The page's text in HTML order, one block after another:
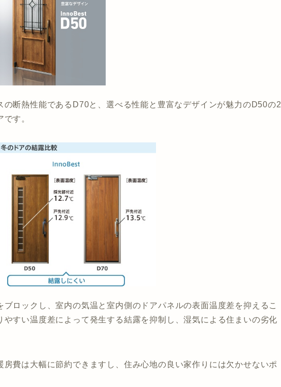
の断熱性能であるD70と、選べる性能と豊富なデザインが魅力のD50の2
す。
ブロックし、室内の気温と室内側のドアパネルの表面温度差を抑えるこ
やすい温度差によって発生する結露を抑制し、湿気による住まいの劣化
房費は大幅に節約できますし、住み心地の良い家作りには欠かせないポ